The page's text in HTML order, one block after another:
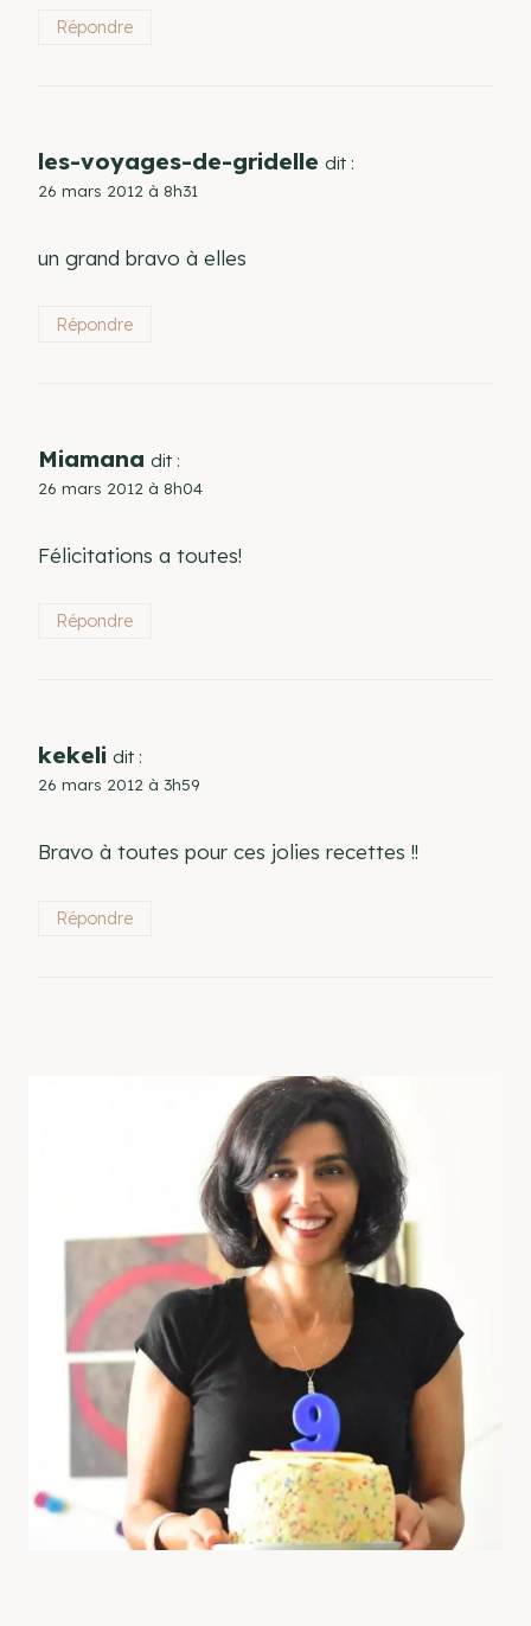
Répondre
les-voyages-de-gridelle dit :
26 mars 2012 à 8h31
un grand bravo à elles
Répondre
Miamana dit :
26 mars 2012 à 8h04
Félicitations a toutes!
Répondre
kekeli dit :
26 mars 2012 à 3h59
Bravo à toutes pour ces jolies recettes !!
Répondre